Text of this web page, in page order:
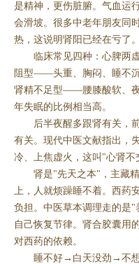
是精神，更伤脏腑。气血运
会滑坡。很多中老年朋友同
热，这说明肾阳已经在亏了。
临床常见四种：心脾两
阻型——头重、胸闷、睡不
肾精不足型——腰膝酸软、夜
年失眠的比例相当高。
后半夜醒多跟肾有关，
有关。现代中医文献指出，
冷、上焦虚火，这叫"心肾
肾是"先天之本"，主藏
上，人就烦躁睡不着。西药
负担。中医草本调理走的是
自己恢复节律。肾合胶囊用
对西药的依赖。
睡不好→白天没劲→不